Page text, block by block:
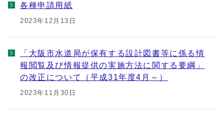
各種申請用紙
2023年12月13日
「大阪市水道局が保有する設計図書等に係る情
報閲覧及び情報提供の実施方法に関する要綱」
の改正について（平成31年度4月～）
2023年11月30日